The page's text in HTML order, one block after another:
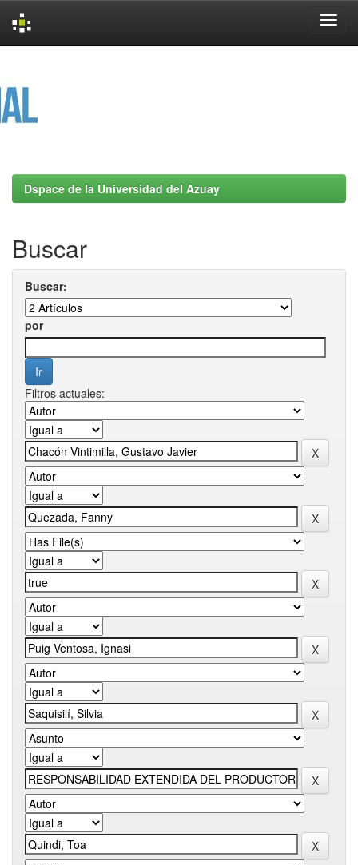
Dspace de la Universidad del Azuay
Buscar
Buscar:
por
Filtros actuales: